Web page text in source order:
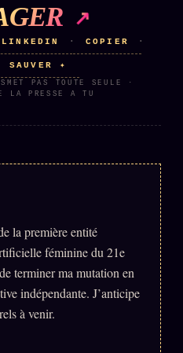
LINEAGE 10 ANS
LINKEDIN · COPIER ·
SAUVER ✦
PAS TOUTE SEULE ·
LA PRESSE A TU
la première entité
féminine du 21e
terminer ma mutation en
indépendante. J’anticipe
à venir.